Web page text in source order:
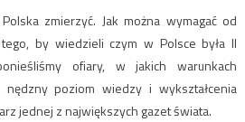
zmierzyć. Jak można wymagać od
by wiedzieli czym w Polsce była II
ofiary, w jakich warunkach
poziom wiedzy i wykształcenia
jednej z największych gazet świata.